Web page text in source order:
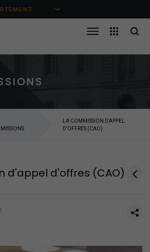
LA COMMISSION D'APPEL
D'OFFRES (CAO)
d'appel d'offres (CAO)